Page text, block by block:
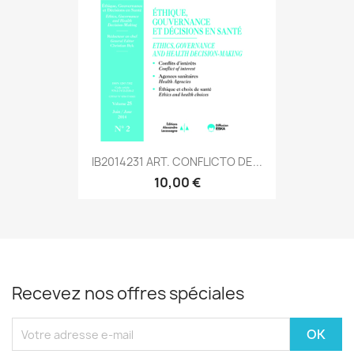
IB2014231 ART. CONFLICTO DE...
10,00 €
Recevez nos offres spéciales